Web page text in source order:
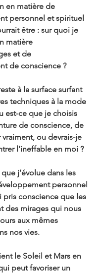
en matière de
personnel et spirituel
être : sur quoi je
matière
et de
de conscience ?
à la surface surfant
techniques à la mode
est-ce que je choisis
de conscience, de
ou devrais-je
l’ineffable en moi ?
j’évolue dans les
personnel
pris conscience que les
des mirages qui nous
aux mêmes
nos vies.
le Soleil et Mars en
peut favoriser un